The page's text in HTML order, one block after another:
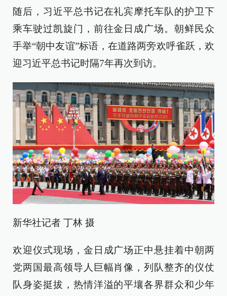
随后，习近平总书记在礼宾摩托车队的护卫下
乘车驶过凯旋门，前往金日成广场。朝鲜民众
手举“朝中友谊”标语，在道路两旁欢呼雀跃，欢
迎习近平总书记时隔7年再次到访。
新华社记者 丁林 摄
欢迎仪式现场，金日成广场正中悬挂着中朝两
党两国最高领导人巨幅肖像，列队整齐的仪仗
队身姿挺拔，热情洋溢的平壤各界群众和少年